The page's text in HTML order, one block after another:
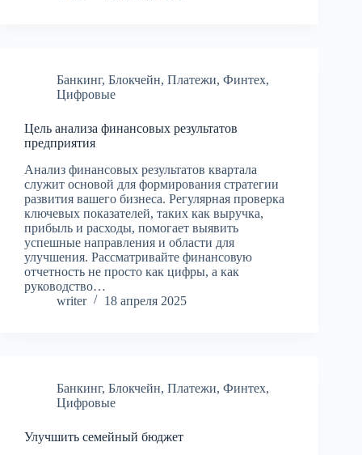
Банкинг, Блокчейн, Платежи, Финтех,
Цифровые
Цель анализа финансовых результатов
предприятия
Анализ финансовых результатов квартала
служит основой для формирования стратегии
развития вашего бизнеса. Регулярная проверка
ключевых показателей, таких как выручка,
прибыль и расходы, помогает выявить
успешные направления и области для
улучшения. Рассматривайте финансовую
отчетность не просто как цифры, а как
руководство…
writer
18 апреля 2025
Банкинг, Блокчейн, Платежи, Финтех,
Цифровые
Улучшить семейный бюджет